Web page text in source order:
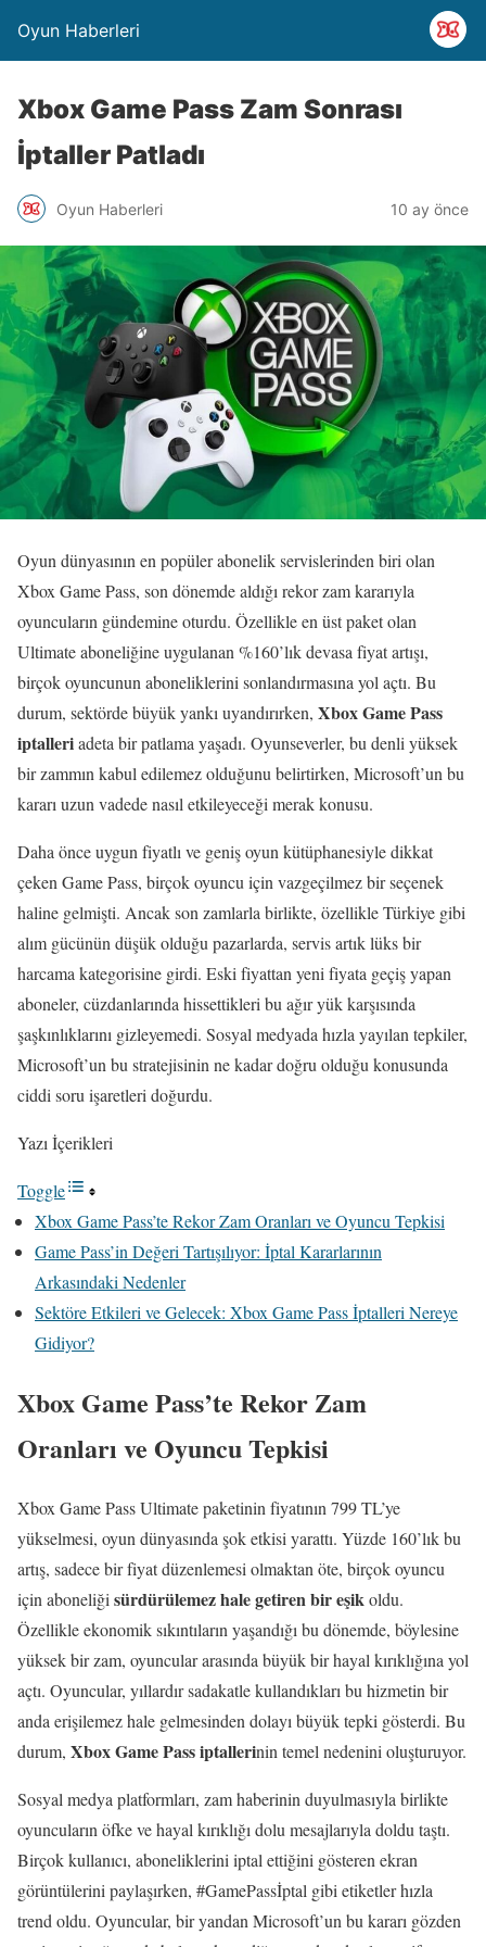
Oyun Haberleri
Xbox Game Pass Zam Sonrası
İptaller Patladı
Oyun Haberleri 10 ay önce
Oyun dünyasının en popüler abonelik servislerinden biri olan
Xbox Game Pass, son dönemde aldığı rekor zam kararıyla
oyuncuların gündemine oturdu. Özellikle en üst paket olan
Ultimate aboneliğine uygulanan %160’lık devasa fiyat artışı,
birçok oyuncunun aboneliklerini sonlandırmasına yol açtı. Bu
durum, sektörde büyük yankı uyandırırken, Xbox Game Pass
iptalleriadeta bir patlama yaşadı. Oyunseverler, bu denli yüksek
bir zammın kabul edilemez olduğunu belirtirken, Microsoft’un bu
kararı uzun vadede nasıl etkileyeceği merak konusu.
Daha önce uygun fiyatlı ve geniş oyun kütüphanesiyle dikkat
çeken Game Pass, birçok oyuncu için vazgeçilmez bir seçenek
haline gelmişti. Ancak son zamlarla birlikte, özellikle Türkiye gibi
alım gücünün düşük olduğu pazarlarda, servis artık lüks bir
harcama kategorisine girdi. Eski fiyattan yeni fiyata geçiş yapan
aboneler, cüzdanlarında hissettikleri bu ağır yük karşısında
şaşkınlıklarını gizleyemedi. Sosyal medyada hızla yayılan tepkiler,
Microsoft’un bu stratejisinin ne kadar doğru olduğu konusunda
ciddi soru işaretleri doğurdu.
Yazı İçerikleri
Toggle
Xbox Game Pass’te Rekor Zam Oranları ve Oyuncu Tepkisi
Game Pass’in Değeri Tartışılıyor: İptal Kararlarının
Arkasındaki Nedenler
Sektöre Etkileri ve Gelecek: Xbox Game Pass İptalleri Nereye
Gidiyor?
Xbox Game Pass’te Rekor Zam
Oranları ve Oyuncu Tepkisi
Xbox Game Pass Ultimate paketinin fiyatının 799 TL’ye
yükselmesi, oyun dünyasında şok etkisi yarattı. Yüzde 160’lık bu
artış, sadece bir fiyat düzenlemesi olmaktan öte, birçok oyuncu
için aboneliği sürdürülemez hale getiren bir eşikoldu.
Özellikle ekonomik sıkıntıların yaşandığı bu dönemde, böylesine
yüksek bir zam, oyuncular arasında büyük bir hayal kırıklığına yol
açtı. Oyuncular, yıllardır sadakatle kullandıkları bu hizmetin bir
anda erişilemez hale gelmesinden dolayı büyük tepki gösterdi. Bu
durum, Xbox Game Pass iptallerinin temel nedenini oluşturuyor.
Sosyal medya platformları, zam haberinin duyulmasıyla birlikte
oyuncuların öfke ve hayal kırıklığı dolu mesajlarıyla doldu taştı.
Birçok kullanıcı, aboneliklerini iptal ettiğini gösteren ekran
görüntülerini paylaşırken, #GamePassİptal gibi etiketler hızla
trend oldu. Oyuncular, bir yandan Microsoft’un bu kararı gözden